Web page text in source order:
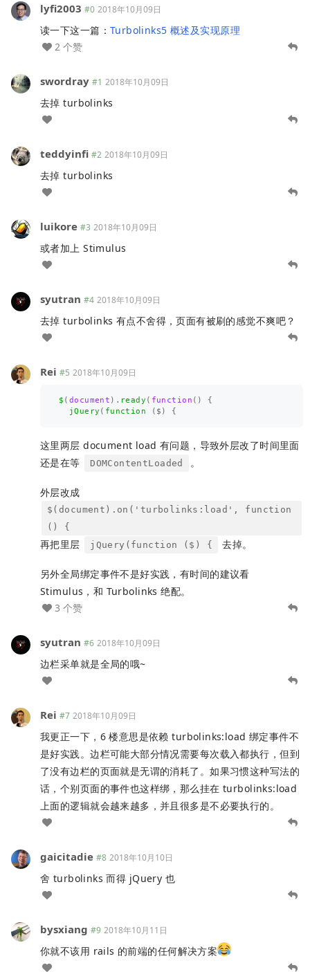
lyfi2003 #0 2018年10月09日
读一下这一篇： Turbolinks5 概述及实现原理
2 个赞
swordray #1 2018年10月09日
去掉 turbolinks
teddyinfi #2 2018年10月09日
去掉 turbolinks
luikore #3 2018年10月09日
或者加上 Stimulus
syutran #4 2018年10月09日
去掉 turbolinks 有点不舍得，页面有被刷的感觉不爽吧？
Rei #5 2018年10月09日
$ ( document ). ready ( function ()
{
jQuery ( function ( $ ) {
这里两层 document load 有问题，导致外层改了时间里面
还是在等
DOMContentLoaded 。
外层改成
$(document).on('turbolinks:load', function
() {
再把里层 jQuery(function ($) { 去掉。
另外全局绑定事件不是好实践，有时间的建议看
Stimulus，和 Turbolinks 绝配。
3 个赞
syutran #6 2018年10月09日
边栏采单就是全局的哦~
Rei #7 2018年10月09日
我更正一下，6 楼意思是依赖 turbolinks:load 绑定事件不
是好实践。边栏可能大部分情况需要每次载入都执行，但到
了没有边栏的页面就是无谓的消耗了。如果习惯这种写法的
话，个别页面的事件也这样绑，那么挂在 turbolinks:load
上面的逻辑就会越来越多，并且很多是不必要执行的。
gaicitadie #8 2018年10月10日
舍 turbolinks 而得 jQuery 也
bysxiang #9 2018年10月11日
你就不该用 rails 的前端的任何解决方案